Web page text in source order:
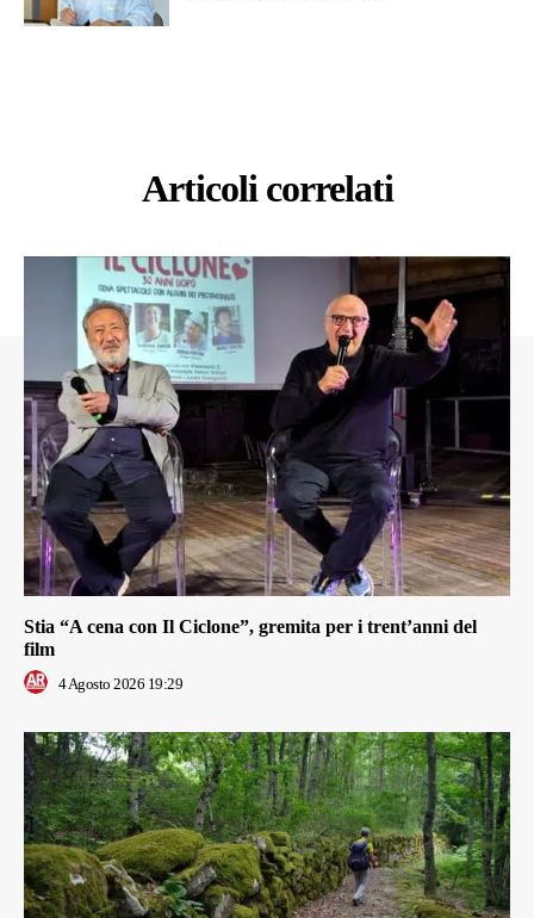
Articoli correlati
Stia “A cena con Il Ciclone”, gremita per i trent’anni del
film
4 Agosto 2026 19:29